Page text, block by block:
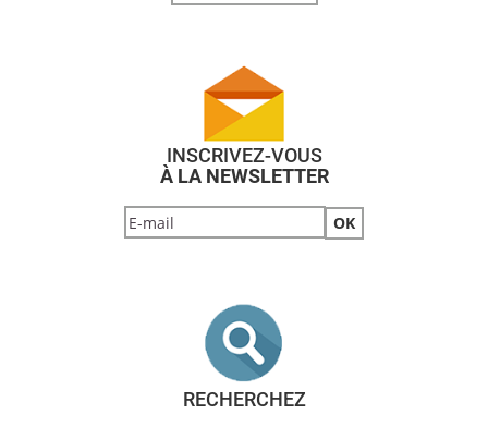
INSCRIVEZ-VOUS
À LA NEWSLETTER
RECHERCHEZ